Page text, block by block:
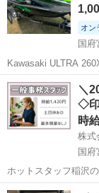
オン
国府
Kawasaki ULTRA
トレーラー一式とのセット出品
愛知 稲沢市
＼
◇印
時
株式
国府
ホットスタッフ稲沢
ω・▽ 今回お任せするのは 『決められたフォーマットへの入力作業!』
愛知 国府宮駅